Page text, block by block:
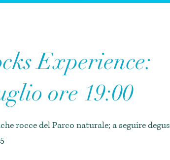
Experience:
ore 19:00
rocce del Parco naturale; a seguire